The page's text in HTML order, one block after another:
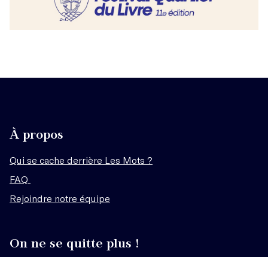
À propos
Qui se cache derrière Les Mots ?
FAQ
Rejoindre notre équipe
On ne se quitte plus !